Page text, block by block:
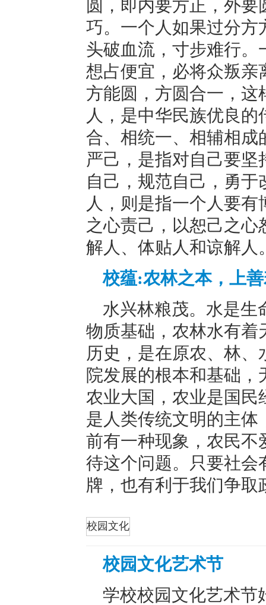
圆，即内要方正，外
巧。一个人如果过分方
头破血流，寸步难行
想占便宜，必将众叛亲
方能圆，方圆合一，
人，是中华民族优良
合、相统一、相辅相成
严己，是指对自己要
自己，规范自己，勇
人，则是指一个人要
之心责己，以恕己之
解人、体贴人和谅解人
校蕴:农林之本，上
水兴林粮茂。水是生
物质基础，农林水有着
历史，是在原农、林
院发展的根本和基础
农业大国，农业是国民
是人类传统文明的主
前有一种现象，农民不
待这个问题。只要社会
牌，也有利于我们争取
校园文化
校园文化艺术节
学校校园文化艺术节